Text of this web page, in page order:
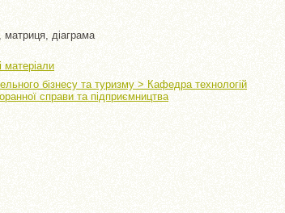
матриця, діаграма
матеріали
бізнесу та туризму > Кафедра технологій
справи та підприємництва